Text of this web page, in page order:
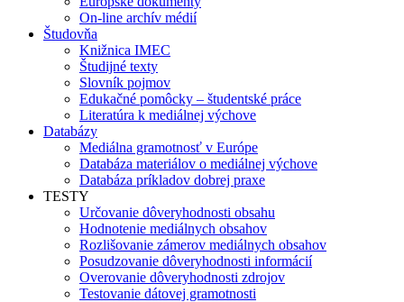
On-line archív médií
Študovňa
Knižnica IMEC
Študijné texty
Slovník pojmov
Edukačné pomôcky – študentské práce
Literatúra k mediálnej výchove
Databázy
Mediálna gramotnosť v Európe
Databáza materiálov o mediálnej výchove
Databáza príkladov dobrej praxe
TESTY
Určovanie dôveryhodnosti obsahu
Hodnotenie mediálnych obsahov
Rozlišovanie zámerov mediálnych obsahov
Posudzovanie dôveryhodnosti informácií
Overovanie dôveryhodnosti zdrojov
Testovanie dátovej gramotnosti